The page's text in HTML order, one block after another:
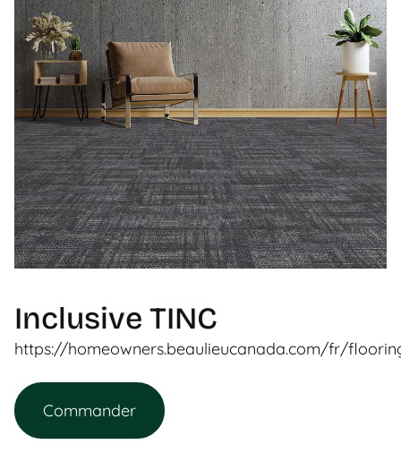
Inclusive TINC
https://homeowners.beaulieucanada.com/fr/
Commander